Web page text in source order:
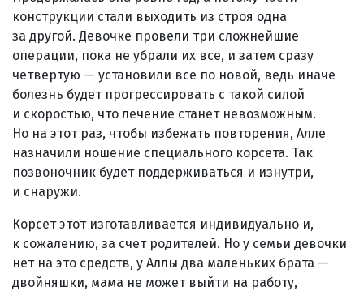
конструкции стали выходить из строя одна
за другой. Девочке провели три сложнейшие
операции, пока не убрали их все, и затем сразу
четвертую — установили все по новой, ведь иначе
болезнь будет прогрессировать с такой силой
и скоростью, что лечение станет невозможным.
Но на этот раз, чтобы избежать повторения, Алле
назначили ношение специального корсета. Так
позвоночник будет поддерживаться и изнутри,
и снаружи.
Корсет этот изготавливается индивидуально и,
к сожалению, за счет родителей. Но у семьи девочки
нет на это средств, у Аллы два маленьких брата —
двойняшки, мама не может выйти на работу,